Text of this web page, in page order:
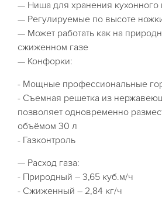
— Ниша для хранения кухонного
— Регулируемые по высоте
— Может работать как на
сжиженном газе
— Конфорки:
- Мощные профессиональные
- Съемная решетка из
позволяет одновременно
объёмом 30 л
- Газконтроль
— Расход газа:
- Природный – 3,65 куб.м/ч
- Сжиженный – 2,84 кг/ч